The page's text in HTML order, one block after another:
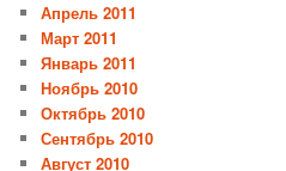
Апрель 2011
Март 2011
Январь 2011
Ноябрь 2010
Октябрь 2010
Сентябрь 2010
Август 2010